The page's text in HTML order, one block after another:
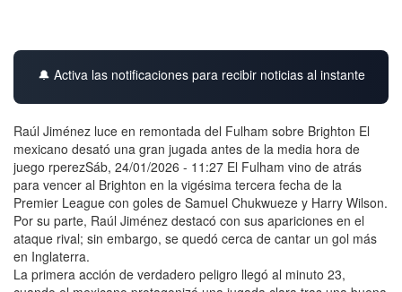
🔔 Activa las notificaciones para recibir noticias al instante
Raúl Jiménez luce en remontada del Fulham sobre Brighton El
mexicano desató una gran jugada antes de la media hora de
juego rperezSáb, 24/01/2026 - 11:27 El Fulham vino de atrás
para vencer al Brighton en la vigésima tercera fecha de la
Premier League con goles de Samuel Chukwueze y Harry Wilson.
Por su parte, Raúl Jiménez destacó con sus apariciones en el
ataque rival; sin embargo, se quedó cerca de cantar un gol más
en Inglaterra.
La primera acción de verdadero peligro llegó al minuto 23,